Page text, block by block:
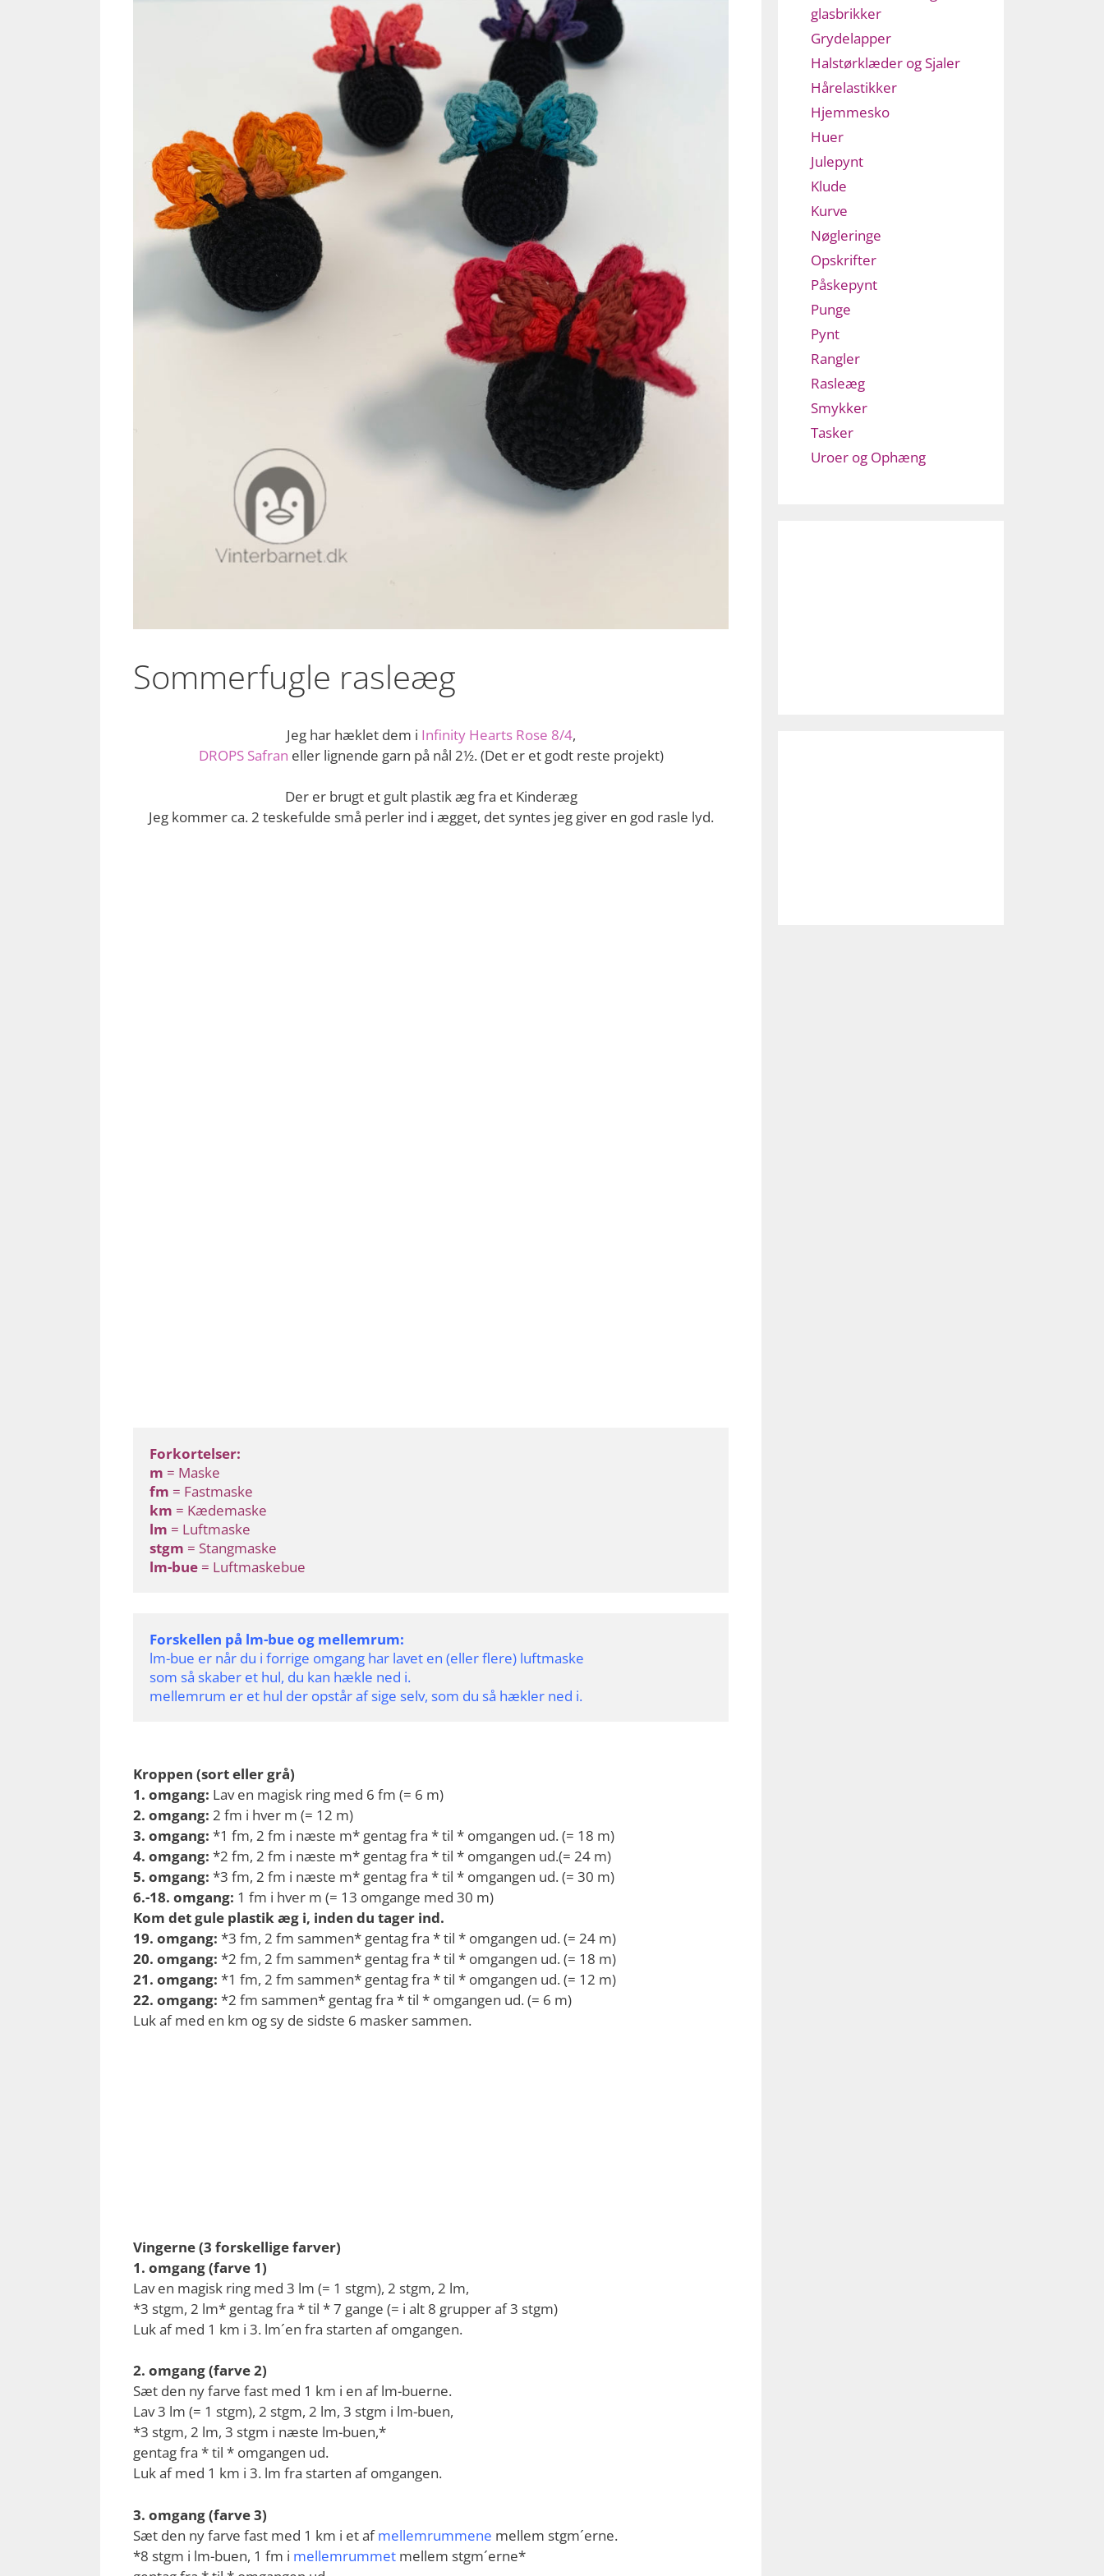
Sommerfugle rasleæg
Jeg har hæklet dem i Infinity Hearts Rose 8/4,
DROPS Safran eller lignende garn på nål 2½. (Det er et godt reste projekt)
Der er brugt et gult plastik æg fra et Kinderæg
Jeg kommer ca. 2 teskefulde små perler ind i ægget, det syntes jeg giver en god rasle lyd.
Forkortelser:
m = Maske
fm = Fastmaske
km = Kædemaske
lm = Luftmaske
stgm = Stangmaske
lm-bue = Luftmaskebue
Forskellen på lm-bue og mellemrum:
lm-bue er når du i forrige omgang har lavet en (eller flere) luftmaske
som så skaber et hul, du kan hækle ned i.
mellemrum er et hul der opstår af sige selv, som du så hækler ned i.
Kroppen (sort eller grå)
1. omgang: Lav en magisk ring med 6 fm (= 6 m)
2. omgang: 2 fm i hver m (= 12 m)
3. omgang: *1 fm, 2 fm i næste m* gentag fra * til * omgangen ud. (= 18 m)
4. omgang: *2 fm, 2 fm i næste m* gentag fra * til * omgangen ud.(= 24 m)
5. omgang: *3 fm, 2 fm i næste m* gentag fra * til * omgangen ud. (= 30 m)
6.-18. omgang: 1 fm i hver m (= 13 omgange med 30 m)
Kom det gule plastik æg i, inden du tager ind.
19. omgang: *3 fm, 2 fm sammen* gentag fra * til * omgangen ud. (= 24 m)
20. omgang: *2 fm, 2 fm sammen* gentag fra * til * omgangen ud. (= 18 m)
21. omgang: *1 fm, 2 fm sammen* gentag fra * til * omgangen ud. (= 12 m)
22. omgang: *2 fm sammen* gentag fra * til * omgangen ud. (= 6 m)
Luk af med en km og sy de sidste 6 masker sammen.
Vingerne (3 forskellige farver)
1. omgang (farve 1)
Lav en magisk ring med 3 lm (= 1 stgm), 2 stgm, 2 lm,
*3 stgm, 2 lm* gentag fra * til * 7 gange (= i alt 8 grupper af 3 stgm)
Luk af med 1 km i 3. lm´en fra starten af omgangen.
2. omgang (farve 2)
Sæt den ny farve fast med 1 km i en af lm-buerne.
Lav 3 lm (= 1 stgm), 2 stgm, 2 lm, 3 stgm i lm-buen,
*3 stgm, 2 lm, 3 stgm i næste lm-buen,*
gentag fra * til * omgangen ud.
Luk af med 1 km i 3. lm fra starten af omgangen.
3. omgang (farve 3)
Sæt den ny farve fast med 1 km i et afmellemrummene mellem stgm´erne.
*8 stgm i lm-buen, 1 fm i mellemrummet mellem stgm´erne*
glasbrikker
Grydelapper
Halstørklæder og Sjaler
Hårelastikker
Hjemmesko
Huer
Julepynt
Klude
Kurve
Nøgleringe
Opskrifter
Påskepynt
Punge
Pynt
Rangler
Rasleæg
Smykker
Tasker
Uroer og Ophæng